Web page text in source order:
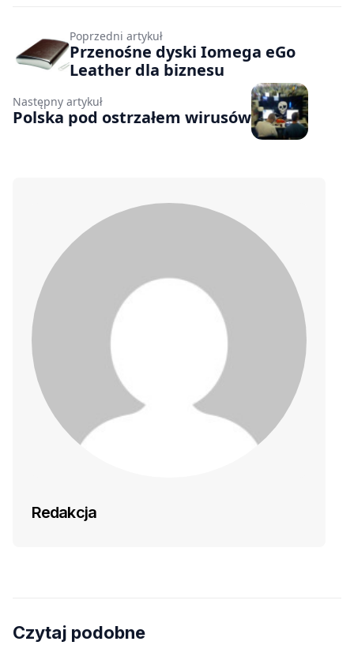
Poprzedni artykuł
Przenośne dyski Iomega eGo
Leather dla biznesu
Następny artykuł
Polska pod ostrzałem wirusów
Redakcja
Czytaj podobne